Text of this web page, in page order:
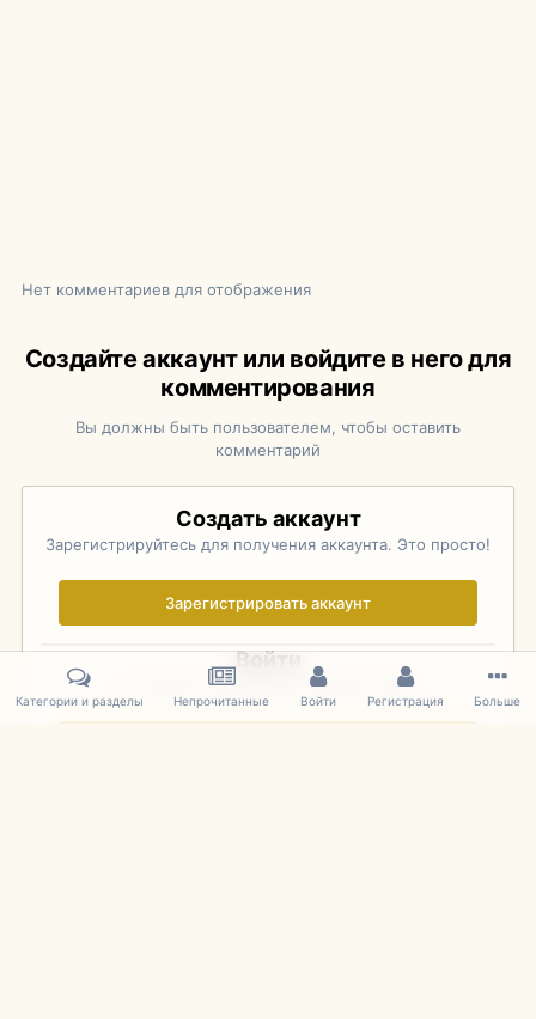
Нет комментариев для отображения
Создайте аккаунт или войдите в него для
комментирования
Вы должны быть пользователем, чтобы оставить
комментарий
Создать аккаунт
Зарегистрируйтесь для получения аккаунта. Это просто!
Зарегистрировать аккаунт
Войти
Уже зарегистрированы? Войдите здесь.
Категории и разделы Непрочитанные Войти Регистрация Больше